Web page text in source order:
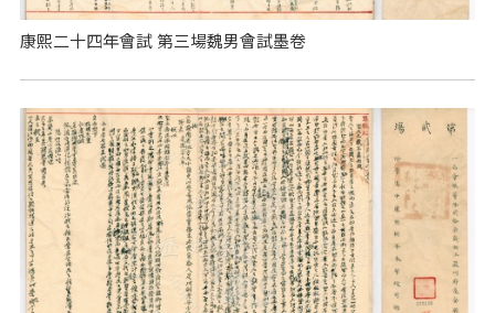
康熙二十四年會試 第三場魏男會試墨卷